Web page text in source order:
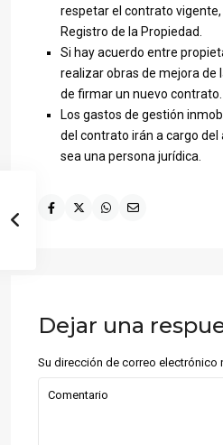
respetar el contrato vigente,
Registro de la Propiedad.
Si hay acuerdo entre
realizar obras de mejora de
de firmar un nuevo contrato.
Los gastos de gestión
del contrato irán a cargo
sea una persona jurídica.
Dejar una
Su dirección de correo electrónico